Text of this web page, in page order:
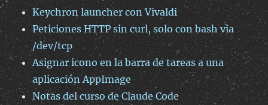
Keychron launcher con Vivaldi
Peticiones HTTP sin curl, solo con bash via
/dev/tcp
Asignar icono en la barra de tareas a una
aplicación AppImage
Notas del curso de Claude Code